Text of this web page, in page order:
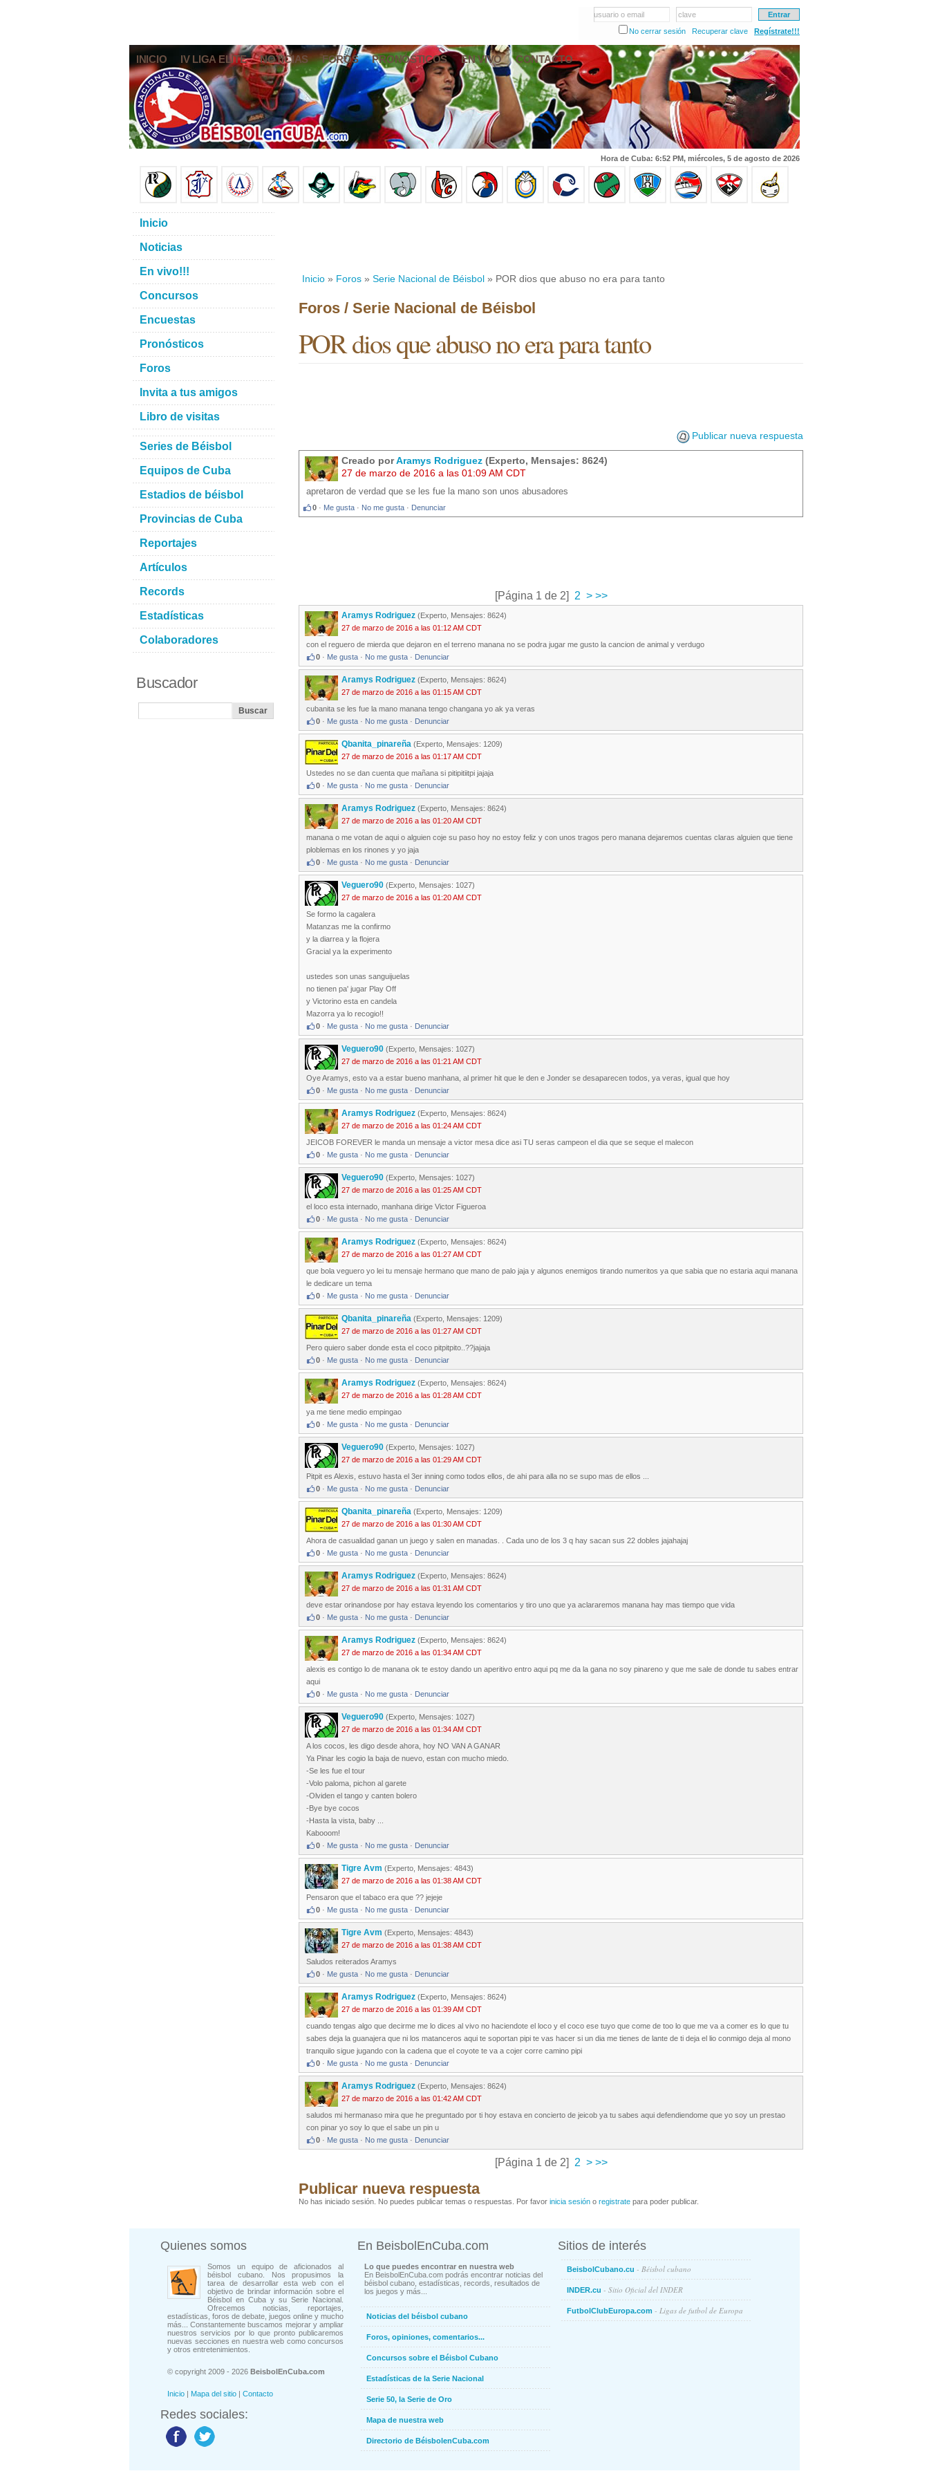
usuario o email
clave
No cerrar sesión
Recuperar clave Regístrate!!!
INICIO IV LIGA ELITE NOTICIAS FOROS PRONÓSTICOS EN VIVO CONTACTO
Hora de Cuba: 6:52 PM, miércoles, 5 de agosto de 2026
Inicio » Foros » Serie Nacional de Béisbol » POR dios que abuso no era para tanto
Foros / Serie Nacional de Béisbol
POR dios que abuso no era para tanto
Publicar nueva respuesta
Creado porAramys Rodriguez (Experto, Mensajes: 8624)
27 de marzo de 2016 a las 01:09 AM CDT
apretaron de verdad que se les fue la mano son unos abusadores
0 · Me gusta · No me gusta · Denunciar
[Página 1 de 2] 2 >>>
Aramys Rodriguez (Experto, Mensajes: 8624)
27 de marzo de 2016 a las 01:12 AM CDT
con el reguero de mierda que dejaron en el terreno manana no se podra jugar me gusto la cancion de animal y verdugo
0 · Me gusta · No me gusta · Denunciar
Aramys Rodriguez (Experto, Mensajes: 8624)
27 de marzo de 2016 a las 01:15 AM CDT
cubanita se les fue la mano manana tengo changana yo ak ya veras
0 · Me gusta · No me gusta · Denunciar
Qbanita_pinareña (Experto, Mensajes: 1209)
27 de marzo de 2016 a las 01:17 AM CDT
Ustedes no se dan cuenta que mañana si pitipitiitpi jajaja
0 · Me gusta · No me gusta · Denunciar
Aramys Rodriguez (Experto, Mensajes: 8624)
27 de marzo de 2016 a las 01:20 AM CDT
manana o me votan de aqui o alguien coje su paso hoy no estoy feliz y con unos tragos pero manana dejaremos cuentas claras alguien que tiene
ploblemas en los rinones y yo jaja
0 · Me gusta · No me gusta · Denunciar
Veguero90 (Experto, Mensajes: 1027)
27 de marzo de 2016 a las 01:20 AM CDT
Se formo la cagalera
Matanzas me la confirmo
y la diarrea y la flojera
Gracial ya la experimento
ustedes son unas sanguijuelas
no tienen pa' jugar Play Off
y Victorino esta en candela
Mazorra ya lo recogio!!
0 · Me gusta · No me gusta · Denunciar
Veguero90 (Experto, Mensajes: 1027)
27 de marzo de 2016 a las 01:21 AM CDT
Oye Aramys, esto va a estar bueno manhana, al primer hit que le den e Jonder se desaparecen todos, ya veras, igual que hoy
0 · Me gusta · No me gusta · Denunciar
Aramys Rodriguez (Experto, Mensajes: 8624)
27 de marzo de 2016 a las 01:24 AM CDT
JEICOB FOREVER le manda un mensaje a victor mesa dice asi TU seras campeon el dia que se seque el malecon
0 · Me gusta · No me gusta · Denunciar
Veguero90 (Experto, Mensajes: 1027)
27 de marzo de 2016 a las 01:25 AM CDT
el loco esta internado, manhana dirige Victor Figueroa
0 · Me gusta · No me gusta · Denunciar
Aramys Rodriguez (Experto, Mensajes: 8624)
27 de marzo de 2016 a las 01:27 AM CDT
que bola veguero yo lei tu mensaje hermano que mano de palo jaja y algunos enemigos tirando numeritos ya que sabia que no estaria aqui manana
le dedicare un tema
0 · Me gusta · No me gusta · Denunciar
Qbanita_pinareña (Experto, Mensajes: 1209)
27 de marzo de 2016 a las 01:27 AM CDT
Pero quiero saber donde esta el coco pitpitpito..??jajaja
0 · Me gusta · No me gusta · Denunciar
Aramys Rodriguez (Experto, Mensajes: 8624)
27 de marzo de 2016 a las 01:28 AM CDT
ya me tiene medio empingao
0 · Me gusta · No me gusta · Denunciar
Veguero90 (Experto, Mensajes: 1027)
27 de marzo de 2016 a las 01:29 AM CDT
Pitpit es Alexis, estuvo hasta el 3er inning como todos ellos, de ahi para alla no se supo mas de ellos ...
0 · Me gusta · No me gusta · Denunciar
Qbanita_pinareña (Experto, Mensajes: 1209)
27 de marzo de 2016 a las 01:30 AM CDT
Ahora de casualidad ganan un juego y salen en manadas. . Cada uno de los 3 q hay sacan sus 22 dobles jajahajaj
0 · Me gusta · No me gusta · Denunciar
Aramys Rodriguez (Experto, Mensajes: 8624)
27 de marzo de 2016 a las 01:31 AM CDT
deve estar orinandose por hay estava leyendo los comentarios y tiro uno que ya aclararemos manana hay mas tiempo que vida
0 · Me gusta · No me gusta · Denunciar
Aramys Rodriguez (Experto, Mensajes: 8624)
27 de marzo de 2016 a las 01:34 AM CDT
alexis es contigo lo de manana ok te estoy dando un aperitivo entro aqui pq me da la gana no soy pinareno y que me sale de donde tu sabes entrar
aqui
0 · Me gusta · No me gusta · Denunciar
Veguero90 (Experto, Mensajes: 1027)
27 de marzo de 2016 a las 01:34 AM CDT
A los cocos, les digo desde ahora, hoy NO VAN A GANAR
Ya Pinar les cogio la baja de nuevo, estan con mucho miedo.
-Se les fue el tour
-Volo paloma, pichon al garete
-Olviden el tango y canten bolero
-Bye bye cocos
-Hasta la vista, baby ...
Kabooom!
0 · Me gusta · No me gusta · Denunciar
Tigre Avm (Experto, Mensajes: 4843)
27 de marzo de 2016 a las 01:38 AM CDT
Pensaron que el tabaco era que ?? jejeje
0 · Me gusta · No me gusta · Denunciar
Tigre Avm (Experto, Mensajes: 4843)
27 de marzo de 2016 a las 01:38 AM CDT
Saludos reiterados Aramys
0 · Me gusta · No me gusta · Denunciar
Aramys Rodriguez (Experto, Mensajes: 8624)
27 de marzo de 2016 a las 01:39 AM CDT
cuando tengas algo que decirme me lo dices al vivo no haciendote el loco y el coco ese tuyo que come de too lo que me va a comer es lo que tu
sabes deja la guanajera que ni los matanceros aqui te soportan pipi te vas hacer si un dia me tienes de lante de ti deja el lio conmigo deja al mono
tranquilo sigue jugando con la cadena que el coyote te va a cojer corre camino pipi
0 · Me gusta · No me gusta · Denunciar
Aramys Rodriguez (Experto, Mensajes: 8624)
27 de marzo de 2016 a las 01:42 AM CDT
saludos mi hermanaso mira que he preguntado por ti hoy estava en concierto de jeicob ya tu sabes aqui defendiendome que yo soy un prestao
con pinar yo soy lo que el sabe un pin u
0 · Me gusta · No me gusta · Denunciar
[Página 1 de 2] 2 >>>
Publicar nueva respuesta
No has iniciado sesión. No puedes publicar temas o respuestas. Por favor inicia sesión o registrate para poder publicar.
Inicio
Noticias
En vivo!!!
Concursos
Encuestas
Pronósticos
Foros
Invita a tus amigos
Libro de visitas
Series de Béisbol
Equipos de Cuba
Estadios de béisbol
Provincias de Cuba
Reportajes
Artículos
Records
Estadísticas
Colaboradores
Buscador
Quienes somos
Somos un equipo de aficionados al
béisbol cubano. Nos propusimos la
tarea de desarrollar esta web con el
objetivo de brindar información sobre el
Béisbol en Cuba y su Serie Nacional.
Ofrecemos noticias, reportajes,
estadísticas, foros de debate, juegos online y mucho
más... Constantemente buscamos mejorar y ampliar
nuestros servicios por lo que pronto publicaremos
nuevas secciones en nuestra web como concursos
y otros entretenimientos.
© copyright 2009 - 2026 BeisbolEnCuba.com
Inicio | Mapa del sitio | Contacto
Redes sociales:
En BeisbolEnCuba.com
Lo que puedes encontrar en nuestra web
En BeisbolEnCuba.com podrás encontrar noticias del
béisbol cubano, estadísticas, records, resultados de
los juegos y más...
Noticias del béisbol cubano
Foros, opiniones, comentarios...
Concursos sobre el Béisbol Cubano
Estadísticas de la Serie Nacional
Serie 50, la Serie de Oro
Mapa de nuestra web
Directorio de BéisbolenCuba.com
Sitios de interés
BeisbolCubano.cu - Béisbol cubano
INDER.cu - Sitio Oficial del INDER
FutbolClubEuropa.com - Ligas de futbol de Europa